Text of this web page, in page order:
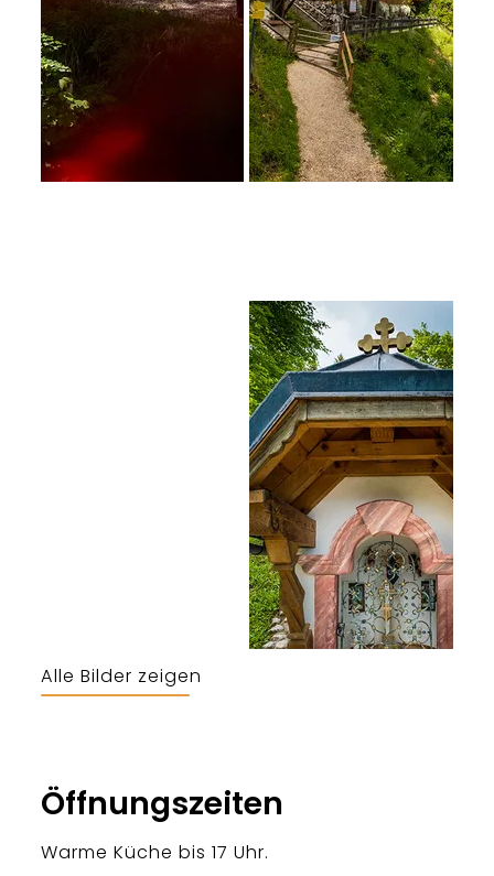
Alle Bilder zeigen
Öffnungszeiten
Warme Küche bis 17 Uhr.